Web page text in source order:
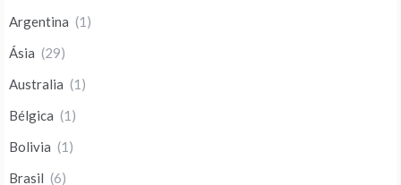
Argentina (1)
Ásia (29)
Australia (1)
Bélgica (1)
Bolivia (1)
Brasil (6)